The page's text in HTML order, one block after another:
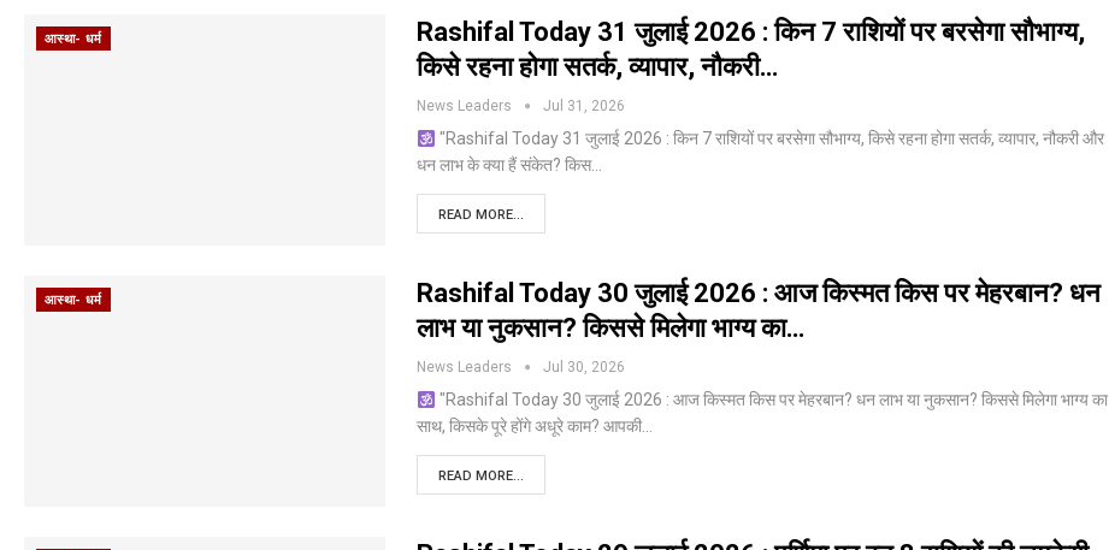
आस्था- धर्म
Rashifal Today 31 जुलाई 2026 : किन 7 राशियों पर बरसेगा सौभाग्य,
किसे रहना होगा सतर्क, व्यापार, नौकरी…
News Leaders Jul 31, 2026
"Rashifal Today 31 जुलाई 2026 : किन 7 राशियों पर बरसेगा सौभाग्य, किसे रहना होगा सतर्क, व्यापार, नौकरी और
धन लाभ के क्या हैं संकेत? किस…
READ MORE...
आस्था- धर्म
Rashifal Today 30 जुलाई 2026 : आज किस्मत किस पर मेहरबान? धन
लाभ या नुकसान? किससे मिलेगा भाग्य का…
News Leaders Jul 30, 2026
"Rashifal Today 30 जुलाई 2026 : आज किस्मत किस पर मेहरबान? धन लाभ या नुकसान? किससे मिलेगा भाग्य का
साथ, किसके पूरे होंगे अधूरे काम? आपकी…
READ MORE...